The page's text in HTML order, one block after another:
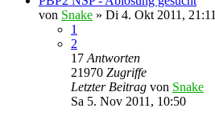
von Snake » Di 4. Okt 2011, 21:11
1
2
17 Antworten
21970 Zugriffe
Letzter Beitrag von Snake
Sa 5. Nov 2011, 10:50